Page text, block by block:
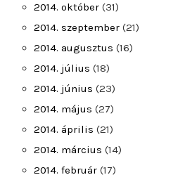
2014. október (31)
2014. szeptember (21)
2014. augusztus (16)
2014. július (18)
2014. június (23)
2014. május (27)
2014. április (21)
2014. március (14)
2014. február (17)